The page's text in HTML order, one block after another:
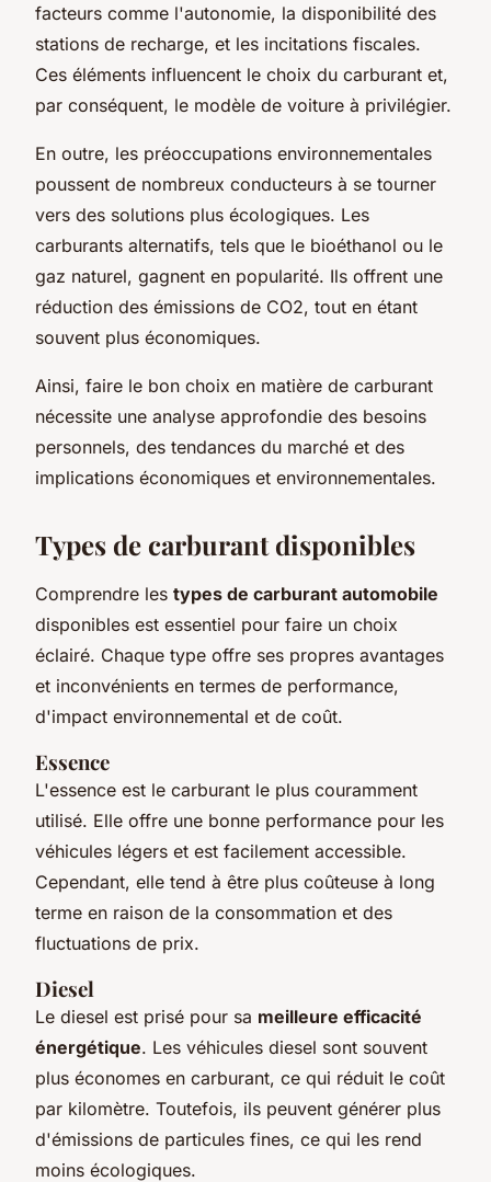
facteurs comme l'autonomie, la disponibilité des
stations de recharge, et les incitations fiscales.
Ces éléments influencent le choix du carburant et,
par conséquent, le modèle de voiture à privilégier.
En outre, les préoccupations environnementales
poussent de nombreux conducteurs à se tourner
vers des solutions plus écologiques. Les
carburants alternatifs, tels que le bioéthanol ou le
gaz naturel, gagnent en popularité. Ils offrent une
réduction des émissions de CO2, tout en étant
souvent plus économiques.
Ainsi, faire le bon choix en matière de carburant
nécessite une analyse approfondie des besoins
personnels, des tendances du marché et des
implications économiques et environnementales.
Types de carburant disponibles
Comprendre les types de carburant automobile
disponibles est essentiel pour faire un choix
éclairé. Chaque type offre ses propres avantages
et inconvénients en termes de performance,
d'impact environnemental et de coût.
Essence
L'essence est le carburant le plus couramment
utilisé. Elle offre une bonne performance pour les
véhicules légers et est facilement accessible.
Cependant, elle tend à être plus coûteuse à long
terme en raison de la consommation et des
fluctuations de prix.
Diesel
Le diesel est prisé pour sa meilleure efficacité
énergétique. Les véhicules diesel sont souvent
plus économes en carburant, ce qui réduit le coût
par kilomètre. Toutefois, ils peuvent générer plus
d'émissions de particules fines, ce qui les rend
moins écologiques.